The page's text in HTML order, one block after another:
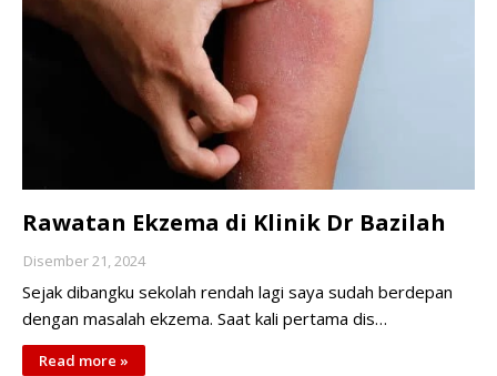
Rawatan Ekzema di Klinik Dr Bazilah
Disember 21, 2024
Sejak dibangku sekolah rendah lagi saya sudah berdepan
dengan masalah ekzema. Saat kali pertama dis…
Read more »